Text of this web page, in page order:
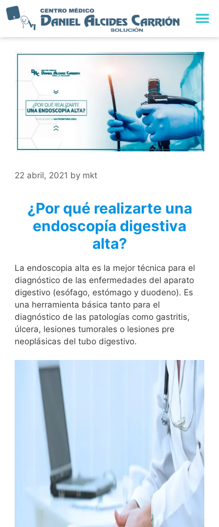
22 abril, 2021 by mkt
¿Por qué realizarte una
endoscopía digestiva
alta?
La endoscopia alta es la mejor técnica para el
diagnóstico de las enfermedades del aparato
digestivo (esófago, estómago y duodeno). Es
una herramienta básica tanto para el
diagnóstico de las patologías como gastritis,
úlcera, lesiones tumorales o lesiones pre
neoplásicas del tubo digestivo.